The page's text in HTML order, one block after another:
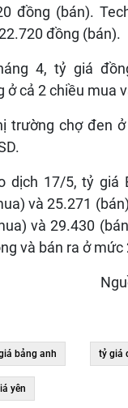
đồng (bán).
đồng (bán).
4, tỷ giá
ở cả 2 chiều mua
trường chợ đen
dịch 17/5, tỷ giá
và 25.271
và 29.430
và bán ra ở mức
bảng anh tỷ giá
yên